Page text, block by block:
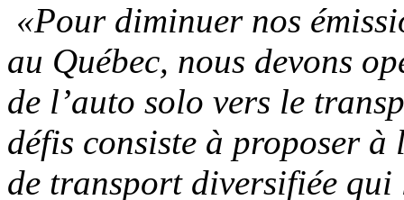
«Pour diminuer nos
au Québec, nous devons
de l’auto solo vers le
défis consiste à proposer
de transport diversifiée